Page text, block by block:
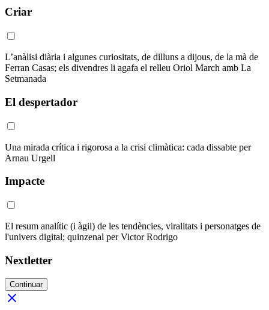
Criar
L’anàlisi diària i algunes curiositats, de dilluns a dijous, de la mà de
Ferran Casas; els divendres li agafa el relleu Oriol March amb La
Setmanada
El despertador
Una mirada crítica i rigorosa a la crisi climàtica: cada dissabte per
Arnau Urgell
Impacte
El resum analític (i àgil) de les tendències, viralitats i personatges de
l'univers digital; quinzenal per Victor Rodrigo
Nextletter
Continuar
close